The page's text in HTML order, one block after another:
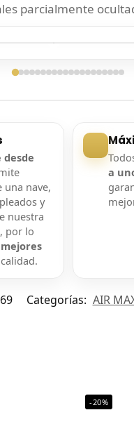
parcialmente
nave,
y
nuestra
por lo
a
Categorías: AIR
-20%